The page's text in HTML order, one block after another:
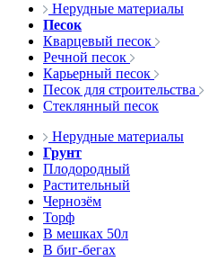
Нерудные материалы
Песок
Кварцевый песок
Речной песок
Карьерный песок
Песок для строительства
Стеклянный песок
Нерудные материалы
Грунт
Плодородный
Растительный
Чернозём
Торф
В мешках 50л
В биг-бегах